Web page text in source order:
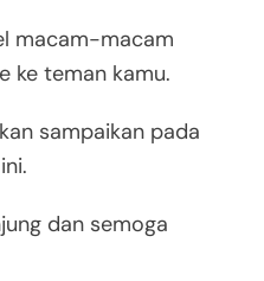
macam-macam
ke teman kamu.
sampaikan pada
dan semoga